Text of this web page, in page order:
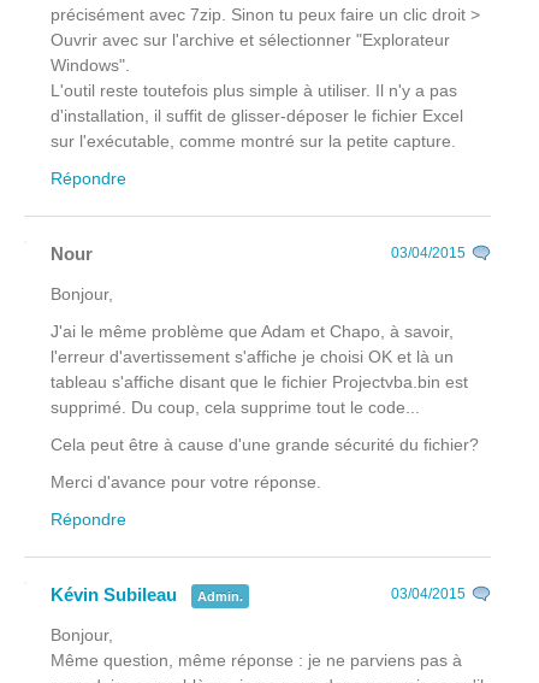
précisément avec 7zip. Sinon tu peux faire un clic droit >
Ouvrir avec sur l'archive et sélectionner "Explorateur
Windows".
L'outil reste toutefois plus simple à utiliser. Il n'y a pas
d'installation, il suffit de glisser-déposer le fichier Excel
sur l'exécutable, comme montré sur la petite capture.
Répondre
Nour 03/04/2015
Bonjour,
J'ai le même problème que Adam et Chapo, à savoir,
l'erreur d'avertissement s'affiche je choisi OK et là un
tableau s'affiche disant que le fichier Projectvba.bin est
supprimé. Du coup, cela supprime tout le code...
Cela peut être à cause d'une grande sécurité du fichier?
Merci d'avance pour votre réponse.
Répondre
Kévin Subileau Admin. 03/04/2015
Bonjour,
Même question, même réponse : je ne parviens pas à